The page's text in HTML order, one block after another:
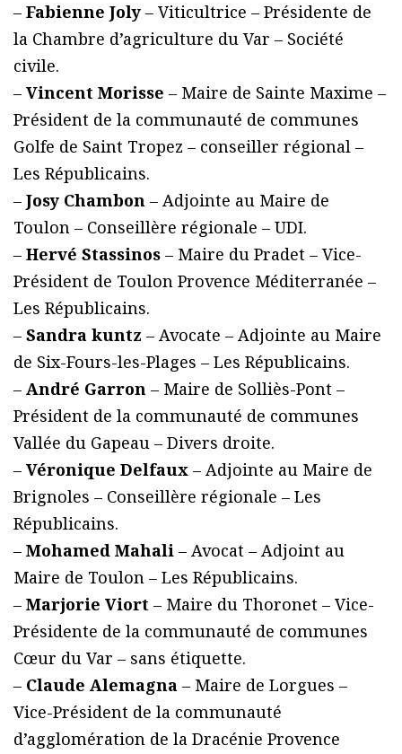
– Fabienne Joly – Viticultrice – Présidente de
la Chambre d’agriculture du Var – Société
civile.
– Vincent Morisse – Maire de Sainte Maxime –
Président de la communauté de communes
Golfe de Saint Tropez – conseiller régional –
Les Républicains.
– Josy Chambon – Adjointe au Maire de
Toulon – Conseillère régionale – UDI.
– Hervé Stassinos – Maire du Pradet – Vice-
Président de Toulon Provence Méditerranée –
Les Républicains.
– Sandra kuntz – Avocate – Adjointe au Maire
de Six-Fours-les-Plages – Les Républicains.
– André Garron – Maire de Solliès-Pont –
Président de la communauté de communes
Vallée du Gapeau – Divers droite.
– Véronique Delfaux – Adjointe au Maire de
Brignoles – Conseillère régionale – Les
Républicains.
– Mohamed Mahali – Avocat – Adjoint au
Maire de Toulon – Les Républicains.
– Marjorie Viort – Maire du Thoronet – Vice-
Présidente de la communauté de communes
Cœur du Var – sans étiquette.
– Claude Alemagna – Maire de Lorgues –
Vice-Président de la communauté
d’agglomération de la Dracénie Provence